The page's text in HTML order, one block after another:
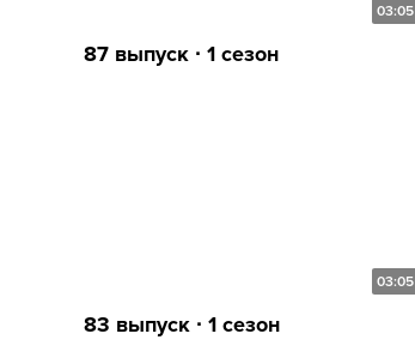
03:05
87 выпуск ∙ 1 сезон
03:05
83 выпуск ∙ 1 сезон